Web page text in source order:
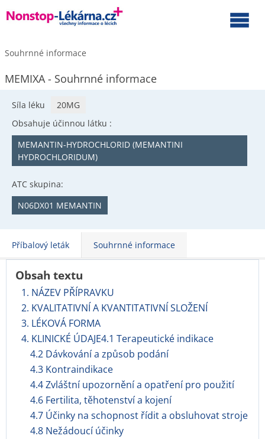
Souhrnné informace
MEMIXA - Souhrnné informace
Síla léku
20MG
Obsahuje účinnou látku :
MEMANTIN-HYDROCHLORID (MEMANTINI
HYDROCHLORIDUM)
ATC skupina:
N06DX01 MEMANTIN
Příbalový leták Souhrnné informace
Obsah textu
1. NÁZEV PŘÍPRAVKU
2. KVALITATIVNÍ A KVANTITATIVNÍ SLOŽENÍ
3. LÉKOVÁ FORMA
4. KLINICKÉ ÚDAJE4.1 Terapeutické indikace
4.2 Dávkování a způsob podání
4.3 Kontraindikace
4.4 Zvláštní upozornění a opatření pro použití
4.6 Fertilita, těhotenství a kojení
4.7 Účinky na schopnost řídit a obsluhovat stroje
4.8 Nežádoucí účinky